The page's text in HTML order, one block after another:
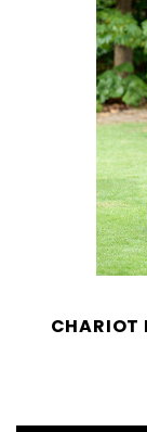
CHARIOT